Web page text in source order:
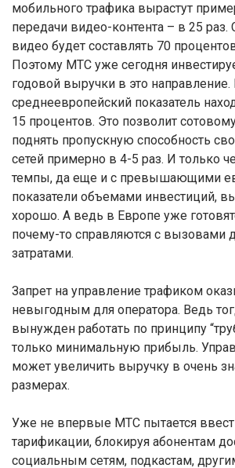
мобильного трафика вырастут
передачи видео-контента – в 25 раз.
видео будет составлять 70
Поэтому МТС уже сегодня
годовой выручки в это направление.
среднеевропейский показатель
15 процентов. Это позволит
поднять пропускную способность
сетей примерно в 4-5 раз. И только
темпы, да еще и с превышающими
показатели объемами инвестиций,
хорошо. А ведь в Европе уже
почему-то справляются с
затратами.
Запрет на управление трафиком
невыгодным для оператора. Ведь
вынужден работать по принципу
только минимальную прибыль.
может увеличить выручку в очень
размерах.
Уже не впервые МТС пытается
тарификации, блокируя абонентам
социальным сетям, подкастам,